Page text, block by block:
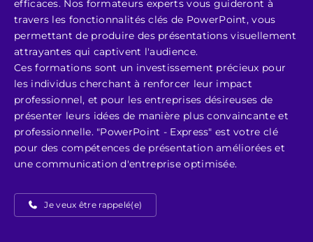
efficaces. Nos formateurs experts vous guideront à
travers les fonctionnalités clés de PowerPoint, vous
permettant de produire des présentations visuellement
attrayantes qui captivent l'audience.
Ces formations sont un investissement précieux pour
les individus cherchant à renforcer leur impact
professionnel, et pour les entreprises désireuses de
présenter leurs idées de manière plus convaincante et
professionnelle. "PowerPoint - Express" est votre clé
pour des compétences de présentation améliorées et
une communication d'entreprise optimisée.
Je veux être rappelé(e)